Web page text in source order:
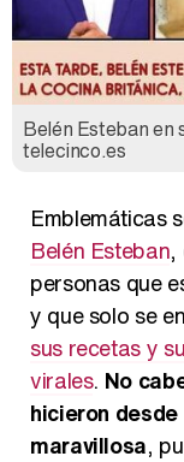
Belén Esteban en
telecinco.es
Emblemáticas
Belén Esteban,
personas que
y que solo se
sus recetas y
virales. No
hicieron
maravillosa,